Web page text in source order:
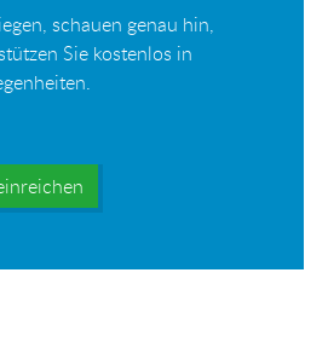
schauen genau hin,
Sie kostenlos in